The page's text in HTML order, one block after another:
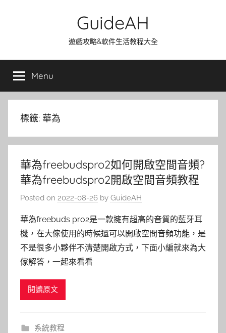
GuideAH
遊戲攻略&軟件生活教程大全
Menu
標籤: 華為
華為freebudspro2如何開啟空間音頻?
華為freebudspro2開啟空間音頻教程
Posted on 2022-08-26 by GuideAH
華為freebuds pro2是一款擁有超高的音質的藍牙耳
機，在大傢使用的時候還可以開啟空間音頻功能，是
不是很多小夥伴不清楚開啟方式，下面小編就來為大
傢解答，一起來看看
閱讀原文
系統教程